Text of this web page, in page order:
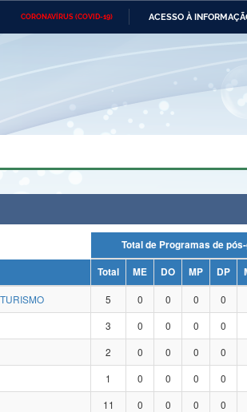
CORONAVÍRUS (COVID-19) ACESSO À
Ministério das Relações
Desenvolvimento
da União Banco Central do Brasil
Total de
Total ME DO MP DP
5 0 0 0 0
3 0 0 0 0
2 0 0 0 0
1 0 0 0 0
11 0 0 0 0